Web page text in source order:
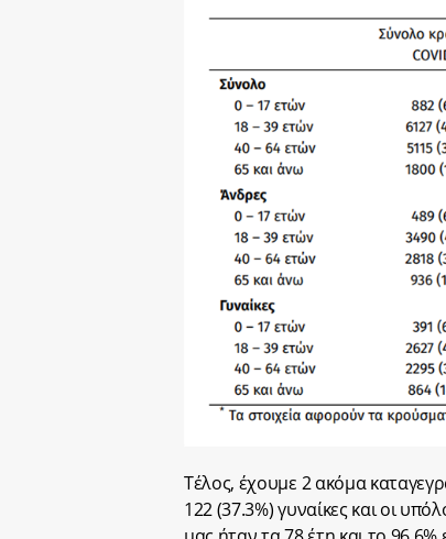
Τέλος, έχουμε 2 ακόμα
122 (37.3%) γυναίκες και οι